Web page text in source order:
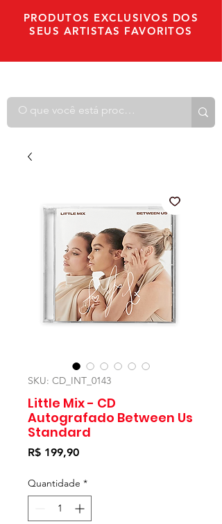
PRODUTOS EXCLUSIVOS DOS
SEUS ARTISTAS FAVORITOS
SKU: CD_INT_0143
Little Mix - CD
Autografado Between Us
Standard
R$ 199,90Preço
Quantidade *